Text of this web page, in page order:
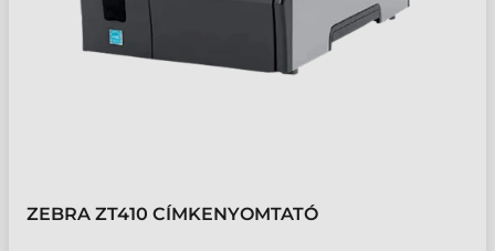
ZEBRA ZT410 CÍMKENYOMTATÓ